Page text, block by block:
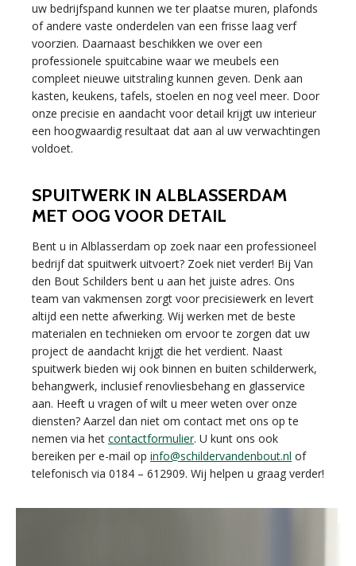
uw bedrijfspand kunnen we ter plaatse muren, plafonds
of andere vaste onderdelen van een frisse laag verf
voorzien. Daarnaast beschikken we over een
professionele spuitcabine waar we meubels een
compleet nieuwe uitstraling kunnen geven. Denk aan
kasten, keukens, tafels, stoelen en nog veel meer. Door
onze precisie en aandacht voor detail krijgt uw interieur
een hoogwaardig resultaat dat aan al uw verwachtingen
voldoet.
SPUITWERK IN ALBLASSERDAM
MET OOG VOOR DETAIL
Bent u in Alblasserdam op zoek naar een professioneel
bedrijf dat spuitwerk uitvoert? Zoek niet verder! Bij Van
den Bout Schilders bent u aan het juiste adres. Ons
team van vakmensen zorgt voor precisiewerk en levert
altijd een nette afwerking. Wij werken met de beste
materialen en technieken om ervoor te zorgen dat uw
project de aandacht krijgt die het verdient. Naast
spuitwerk bieden wij ook binnen en buiten schilderwerk,
behangwerk, inclusief renovliesbehang en glasservice
aan. Heeft u vragen of wilt u meer weten over onze
diensten? Aarzel dan niet om contact met ons op te
nemen via het contactformulier. U kunt ons ook
bereiken per e-mail op info@schildervandenbout.nl of
telefonisch via 0184 – 612909. Wij helpen u graag verder!